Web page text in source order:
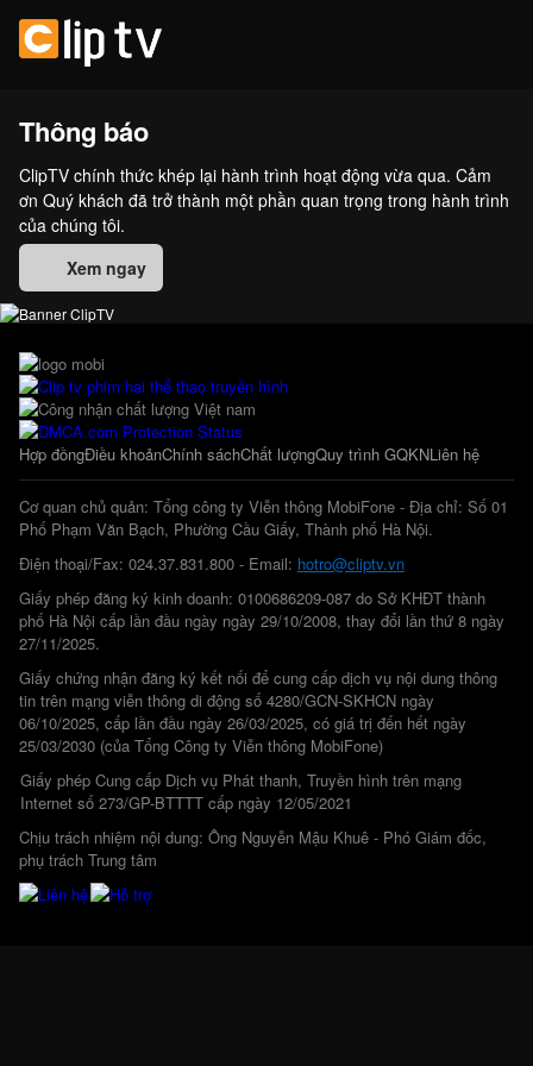
Thông báo
ClipTV chính thức khép lại hành trình hoạt động vừa qua. Cảm
ơn Quý khách đã trở thành một phần quan trọng trong hành trình
của chúng tôi.
Xem ngay
Hợp đồngĐiều khoảnChính sáchChất lượngQuy trình GQKNLiên hệ
Cơ quan chủ quản: Tổng công ty Viễn thông MobiFone - Địa chỉ: Số 01
Phố Phạm Văn Bạch, Phường Cầu Giấy, Thành phố Hà Nội.
Điện thoại/Fax: 024.37.831.800 - Email: hotro@cliptv.vn
Giấy phép đăng ký kinh doanh: 0100686209-087 do Sở KHĐT thành
phố Hà Nội cấp lần đầu ngày ngày 29/10/2008, thay đổi lần thứ 8 ngày
27/11/2025.
Giấy chứng nhận đăng ký kết nối để cung cấp dịch vụ nội dung thông
tin trên mạng viễn thông di động số 4280/GCN-SKHCN ngày
06/10/2025, cấp lần đầu ngày 26/03/2025, có giá trị đến hết ngày
25/03/2030 (của Tổng Công ty Viễn thông MobiFone)
Giấy phép Cung cấp Dịch vụ Phát thanh, Truyền hình trên mạng
Internet số 273/GP-BTTTT cấp ngày 12/05/2021
Chịu trách nhiệm nội dung: Ông Nguyễn Mậu Khuê - Phó Giám đốc,
phụ trách Trung tâm